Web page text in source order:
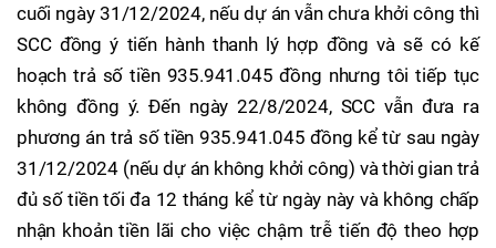
cuối ngày 31/12/2024, nếu dự án vẫn chưa khởi công thì
SCC đồng ý tiến hành thanh lý hợp đồng và sẽ có kế
hoạch trả số tiền 935.941.045 đồng nhưng tôi tiếp tục
không đồng ý. Đến ngày 22/8/2024, SCC vẫn đưa ra
phương án trả số tiền 935.941.045 đồng kể từ sau ngày
31/12/2024 (nếu dự án không khởi công) và thời gian trả
đủ số tiền tối đa 12 tháng kể từ ngày này và không chấp
nhận khoản tiền lãi cho việc chậm trễ tiến độ theo hợp